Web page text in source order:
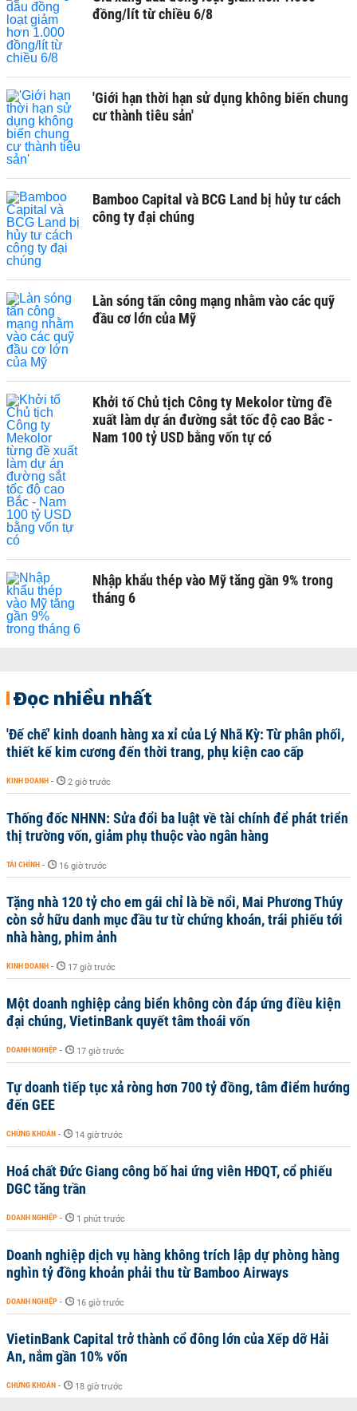
đồng/lít từ chiều 6/8
'Giới hạn thời hạn sử dụng không biến chung
cư thành tiêu sản'
Bamboo Capital và BCG Land bị hủy tư cách
công ty đại chúng
Làn sóng tấn công mạng nhằm vào các quỹ
đầu cơ lớn của Mỹ
Khởi tố Chủ tịch Công ty Mekolor từng đề
xuất làm dự án đường sắt tốc độ cao Bắc -
Nam 100 tỷ USD bằng vốn tự có
Nhập khẩu thép vào Mỹ tăng gần 9% trong
tháng 6
Đọc nhiều nhất
'Đế chế’ kinh doanh hàng xa xỉ của Lý Nhã Kỳ: Từ phân phối,
thiết kế kim cương đến thời trang, phụ kiện cao cấp
KINH DOANH - 2 giờ trước
Thống đốc NHNN: Sửa đổi ba luật về tài chính để phát triển
thị trường vốn, giảm phụ thuộc vào ngân hàng
TÀI CHÍNH - 16 giờ trước
Tặng nhà 120 tỷ cho em gái chỉ là bề nổi, Mai Phương Thúy
còn sở hữu danh mục đầu tư từ chứng khoán, trái phiếu tới
nhà hàng, phim ảnh
KINH DOANH - 17 giờ trước
Một doanh nghiệp cảng biển không còn đáp ứng điều kiện
đại chúng, VietinBank quyết tâm thoái vốn
DOANH NGHIỆP - 17 giờ trước
Tự doanh tiếp tục xả ròng hơn 700 tỷ đồng, tâm điểm hướng
đến GEE
CHỨNG KHOÁN - 14 giờ trước
Hoá chất Đức Giang công bố hai ứng viên HĐQT, cổ phiếu
DGC tăng trần
DOANH NGHIỆP - 1 phút trước
Doanh nghiệp dịch vụ hàng không trích lập dự phòng hàng
nghìn tỷ đồng khoản phải thu từ Bamboo Airways
DOANH NGHIỆP - 16 giờ trước
VietinBank Capital trở thành cổ đông lớn của Xếp dỡ Hải
An, nắm gần 10% vốn
CHỨNG KHOÁN - 18 giờ trước